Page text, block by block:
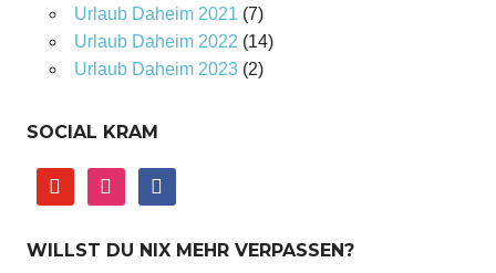
Urlaub Daheim 2021 (7)
Urlaub Daheim 2022 (14)
Urlaub Daheim 2023(2)
SOCIAL KRAM
youtube instagramfacebook
WILLST DU NIX MEHR VERPASSEN?